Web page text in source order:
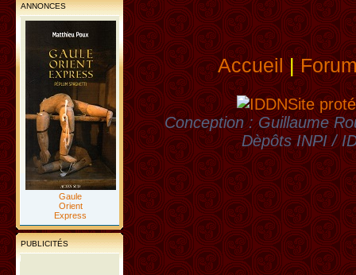
ANNONCES
Gaule
Orient
Express
PUBLICITÉS
Accueil|
Site
Conception : Guillaume
Dèpôts INPI /